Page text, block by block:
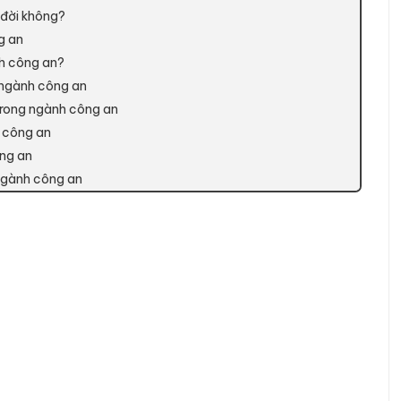
không?
an
công an?
công an
ngành công an
an
an
công an